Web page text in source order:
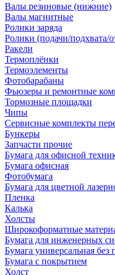
Валы резиновые (нижние)
Валы магнитные
Ролики заряда
Ролики (подачи/подхвата/
Ракели
Термоплёнки
Термоэлементы
Фотобарабаны
Фьюзеры и ремонтные
Тормозные площадки
Чипы
Сервисные комплекты
Бункеры
Запчасти прочие
Бумага для офисной
Бумага офисная
Фотобумага
Бумага для цветной
Пленка
Калька
Холсты
Широкоформатные
Бумага для инженерных
Бумага универсальная без
Бумага с покрытием
Холст